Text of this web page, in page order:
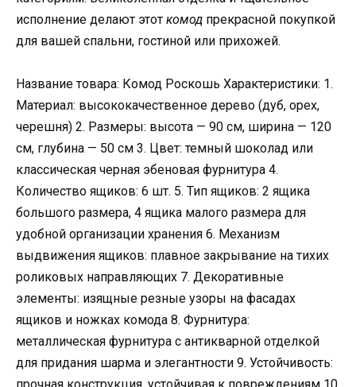
исполнение делают этот комод прекрасной покупкой
для вашей спальни, гостиной или прихожей.
Название товара: Комод Роскошь Характеристики: 1.
Материал: высококачественное дерево (дуб, орех,
черешня) 2. Размеры: высота — 90 см, ширина — 120
см, глубина — 50 см 3. Цвет: темный шоколад или
классическая черная эбеновая фурнитура 4.
Количество ящиков: 6 шт. 5. Тип ящиков: 2 ящика
большого размера, 4 ящика малого размера для
удобной организации хранения 6. Механизм
выдвижения ящиков: плавное закрывание на тихих
роликовых направляющих 7. Декоративные
элементы: изящные резные узоры на фасадах
ящиков и ножках комода 8. Фурнитура:
металлическая фурнитура с антикварной отделкой
для придания шарма и элегантности 9. Устойчивость: